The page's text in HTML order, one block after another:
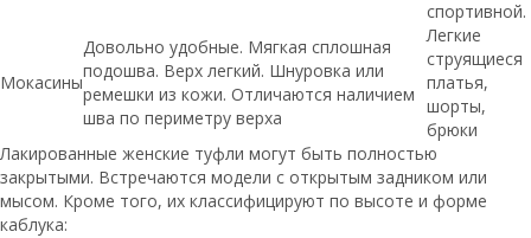
спортивной.
Мокасины
Довольно удобные. Мягкая сплошная
подошва. Верх легкий. Шнуровка или
ремешки из кожи. Отличаются наличием
шва по периметру верха
Легкие
струящиеся
платья,
шорты,
брюки
Лакированные женские туфли могут быть полностью
закрытыми. Встречаются модели с открытым задником или
мысом. Кроме того, их классифицируют по высоте и форме
каблука: